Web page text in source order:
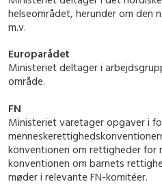
helseområdet, herunder om den
m.v.
Europarådet
Ministeriet deltager i
område.
FN
Ministeriet varetager opgaver i
konventionen om rettigheder for
konventionen om barnets
møder i relevante FN-komitéer.